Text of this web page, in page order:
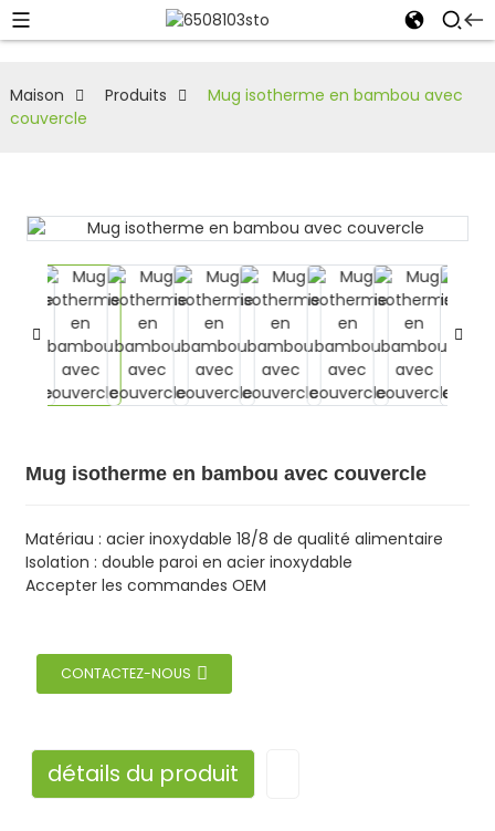
Maison Produits
Mug isotherme en bambou avec
couvercle
Mug isotherme en bambou avec couvercle
Matériau : acier inoxydable 18/8 de qualité alimentaire
Isolation : double paroi en acier inoxydable
Accepter les commandes OEM
CONTACTEZ-NOUS
détails du produit